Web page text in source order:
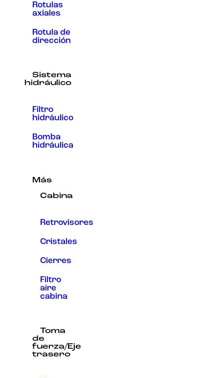
Rotulas
axiales
Rotula de
dirección
Sistema
hidráulico
Filtro
hidráulico
Bomba
hidráulica
Más
Cabina
Retrovisores
Cristales
Cierres
Filtro
aire
cabina
Toma
de
fuerza/Eje
trasero